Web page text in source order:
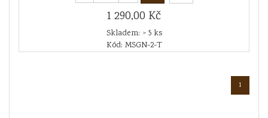
1 290,00 Kč
Skladem: > 5 ks
Kód: MSGN-2-T
1